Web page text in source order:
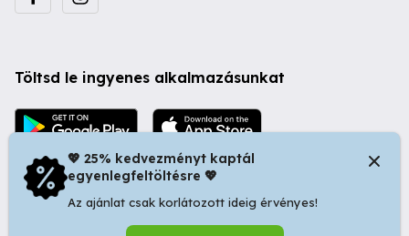
Töltsd le ingyenes alkalmazásunkat
💖 25% kedvezményt kaptál
egyenlegfeltöltésre 💖
Az ajánlat csak korlátozott ideig érvényes!